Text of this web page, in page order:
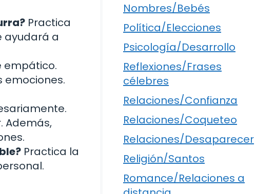
Practica
ayudará a
empático.
emociones.
Además,
Practica la
Nombres/Bebés
Política/Elecciones
Psicología/Desarrollo
Reflexiones/Frases
célebres
Relaciones/Confianza
Relaciones/Coqueteo
Relaciones/Desaparecer
Religión/Santos
Romance/Relaciones a